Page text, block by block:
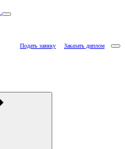
Подать заявку Заказать диплом